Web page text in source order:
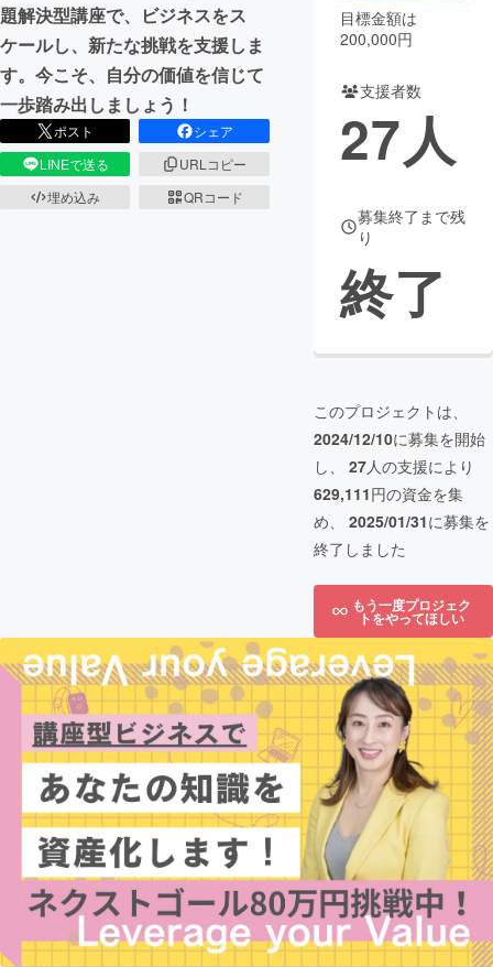
CAMPFIREふるさと納税
コミュニティ
題解決型講座で、ビジネスをス
ケールし、新たな挑戦を支援しま
す。今こそ、自分の価値を信じて
一歩踏み出しましょう！
ポスト
シェア
LINEで送る
URLコピー
埋め込み
QRコード
目標金額は
200,000円
支援者数
27人
募集終了まで残
り
終了
このプロジェクトは、
2024/12/10に募集を開始
し、 27人の支援により
629,111円の資金を集
め、 2025/01/31に募集を
終了しました
もう一度プロジェク
トをやってほしい